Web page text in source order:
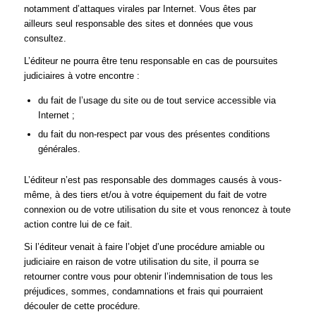
notamment d’attaques virales par Internet. Vous êtes par
ailleurs seul responsable des sites et données que vous
consultez.
L’éditeur ne pourra être tenu responsable en cas de poursuites
judiciaires à votre encontre :
du fait de l’usage du site ou de tout service accessible via
Internet ;
du fait du non-respect par vous des présentes conditions
générales.
L’éditeur n’est pas responsable des dommages causés à vous-
même, à des tiers et/ou à votre équipement du fait de votre
connexion ou de votre utilisation du site et vous renoncez à toute
action contre lui de ce fait.
Si l’éditeur venait à faire l’objet d’une procédure amiable ou
judiciaire en raison de votre utilisation du site, il pourra se
retourner contre vous pour obtenir l’indemnisation de tous les
préjudices, sommes, condamnations et frais qui pourraient
découler de cette procédure.